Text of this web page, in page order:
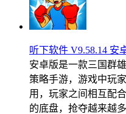
听下软件 V9.58.14 安
安卓版是一款三国群
策略手游，游戏中玩
用，玩家之间相互配
的底盘，抢夺越来越